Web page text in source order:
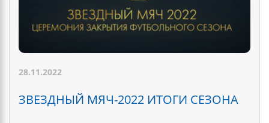
28.11.2022
ЗВЕЗДНЫЙ МЯЧ-2022 ИТОГИ СЕЗОНА